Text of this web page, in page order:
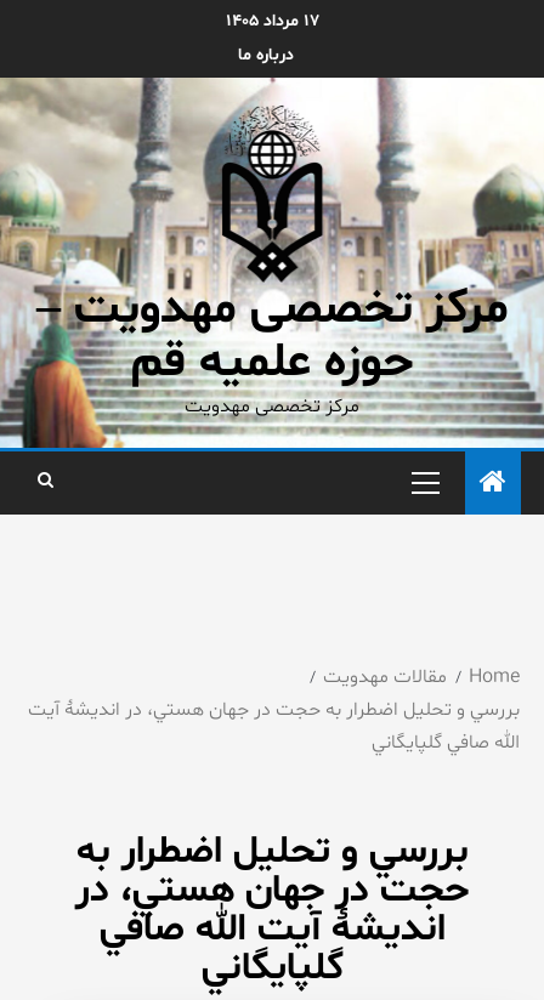
۱۷ مرداد ۱۴۰۵
درباره ما
مرکز تخصصی مهدویت –
حوزه علمیه قم
مرکز تخصصی مهدویت
Home
مقالات مهدویت
بررسي و تحليل اضطرار به حجت در جهان هستي، در انديشۀ آيت
الله صافي گلپايگاني
بررسي و تحليل اضطرار به
حجت در جهان هستي، در
انديشۀ آيت الله صافي
گلپايگاني